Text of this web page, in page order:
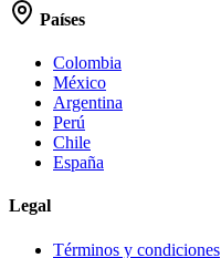
Países
Colombia
México
Argentina
Perú
Chile
España
Legal
Términos y condiciones